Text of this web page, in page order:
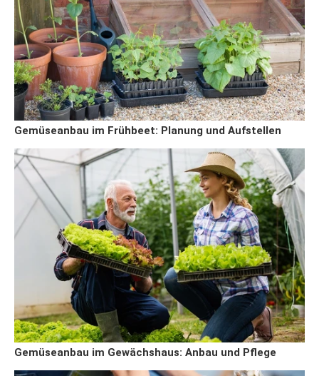
Gemüseanbau im Frühbeet: Planung und Aufstellen
Gemüseanbau im Gewächshaus: Anbau und Pflege